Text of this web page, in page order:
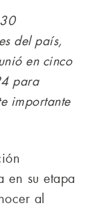
del país,
en cinco
para
importante
en su etapa
al